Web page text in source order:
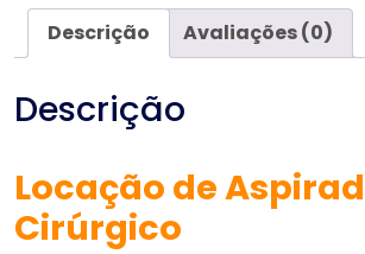
quantidade
Descrição Avaliações (0)
Descrição
Locação de
Cirúrgico